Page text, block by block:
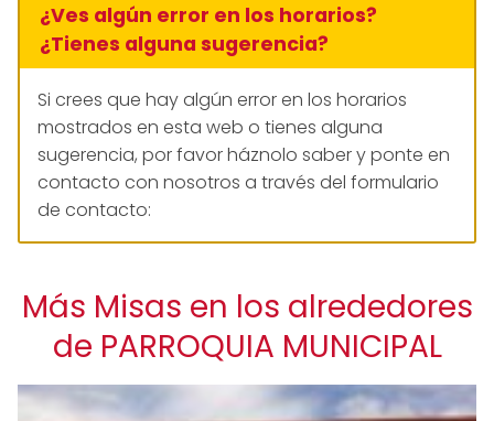
¿Ves algún error en los horarios?
¿Tienes alguna sugerencia?
Si crees que hay algún error en los horarios
mostrados en esta web o tienes alguna
sugerencia, por favor háznolo saber y ponte en
contacto con nosotros a través del formulario
de contacto:
Más Misas en los alrededores
de PARROQUIA MUNICIPAL